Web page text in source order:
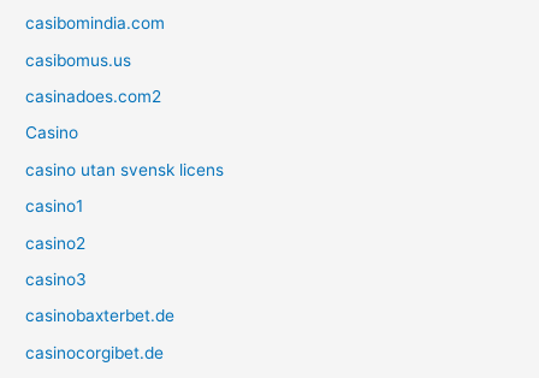
casibomindia.com
casibomus.us
casinadoes.com2
Casino
casino utan svensk licens
casino1
casino2
casino3
casinobaxterbet.de
casinocorgibet.de